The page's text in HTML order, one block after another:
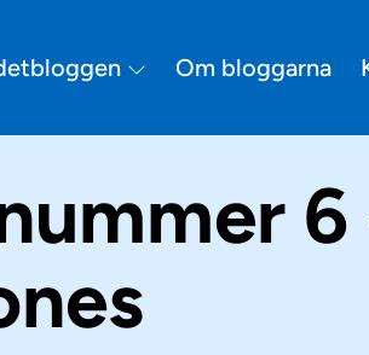
Om bloggarna